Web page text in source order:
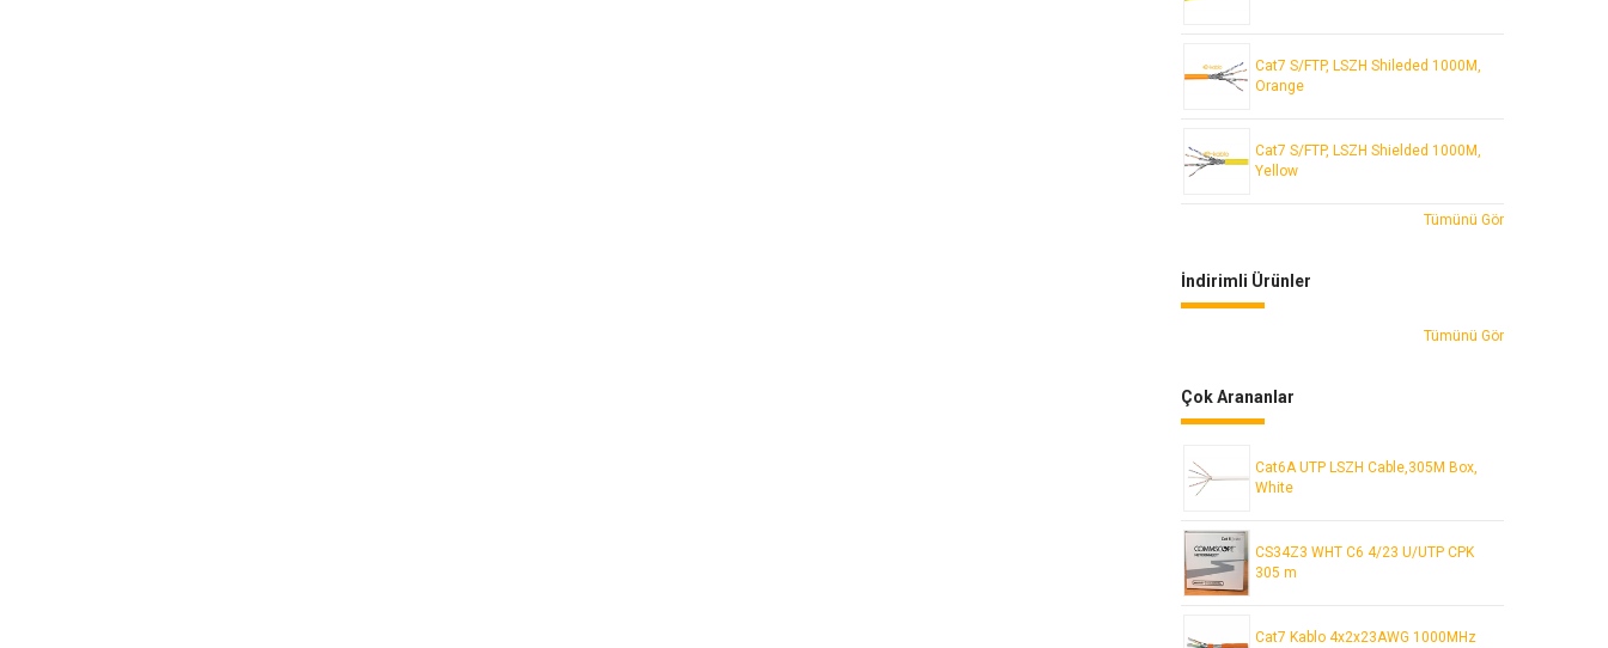
Cat7 S/FTP, LSZH Shileded 1000M,
Orange
Cat7 S/FTP, LSZH Shielded 1000M,
Yellow
Tümünü Gör
İndirimli Ürünler
Tümünü Gör
Çok Arananlar
Cat6A UTP LSZH Cable,305M Box,
White
CS34Z3 WHT C6 4/23 U/UTP CPK
305 m
Cat7 Kablo 4x2x23AWG 1000MHz